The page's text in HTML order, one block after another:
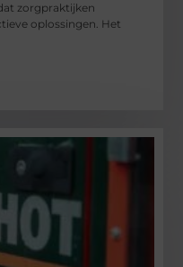
zorgpraktijken
oplossingen. Het